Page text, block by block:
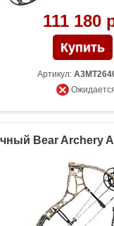
111 180
Артикул:
Bear Archery